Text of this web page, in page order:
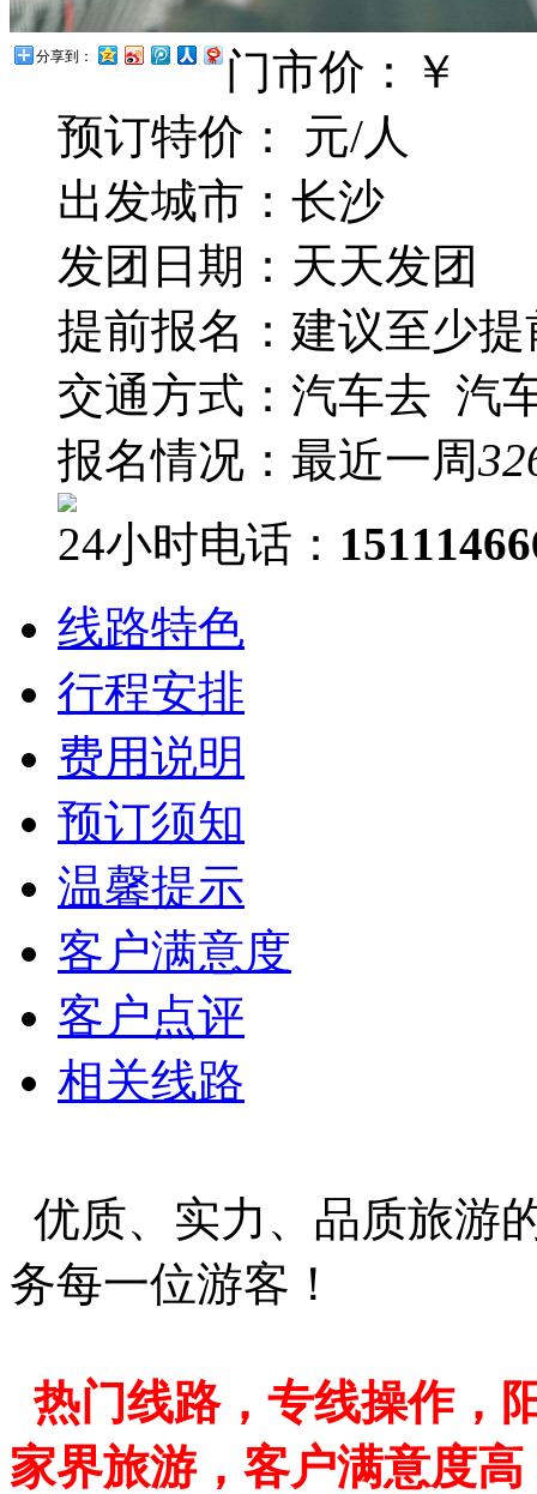
分享到：
门市价：￥
预订特价：
元/人
出发城市：长沙
发团日期：天天发团
提前报名：建议至少提
交通方式：汽车去 汽
报名情况：最近一周
24小时电话：
线路特色
行程安排
费用说明
预订须知
温馨提示
客户满意度
客户点评
相关线路
优质、实力、品质旅游
务每一位游客！
热门线路，专线操作，
家界旅游，客户满意度高